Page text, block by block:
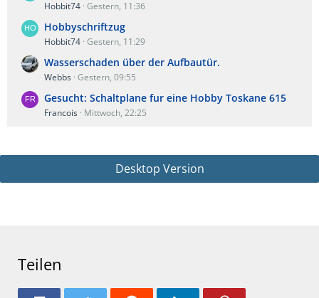
Hobbit74 Gestern, 11:36
Hobbyschriftzug
Hobbit74 Gestern, 11:29
Wasserschaden über der Aufbautür.
Webbs Gestern, 09:55
Gesucht: Schaltplane fur eine Hobby Toskane 615
Francois Mittwoch, 22:25
Desktop Version
Teilen